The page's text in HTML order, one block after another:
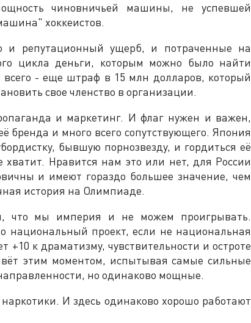
чиновничьей машины, не успевшей
хоккеистов.
репутационный ущерб, и потраченные на
цикла деньги, которым можно было найти
- еще штраф в 15 млн долларов, который
свое членство в организации.
и маркетинг. И флаг нужен и важен,
бренда и много всего сопутствующего. Япония
бывшую порнозвезду, и гордиться её
Нравится нам это или нет, для России
и имеют гораздо большее значение, чем
история на Олимпиаде.
что мы империя и не можем проигрывать.
национальный проект, если не национальная
+10 к драматизму, чувствительности и остроте
этим моментом, испытывая самые сильные
но одинаково мощные.
И здесь одинаково хорошо работают